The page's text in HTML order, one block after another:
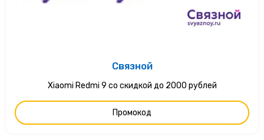
Связной
Xiaomi Redmi 9 со скидкой до 2000 рублей
Промокод